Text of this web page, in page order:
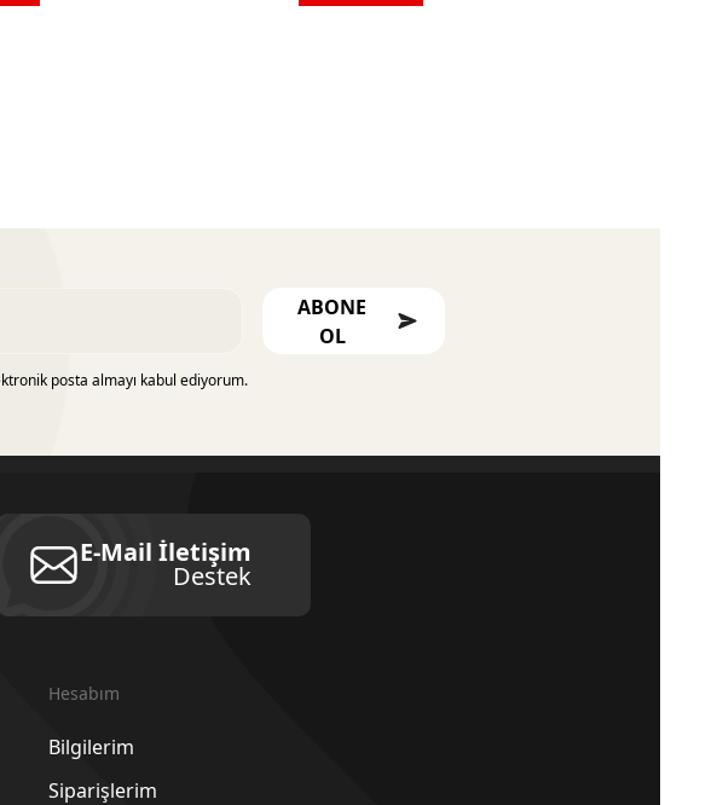
ABONE
OL
posta almayı kabul ediyorum.
E-Mail İletişim
Destek
Hesabım
Bilgilerim
Siparişlerim